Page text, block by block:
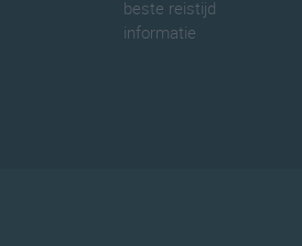
beste reistijd
informatie